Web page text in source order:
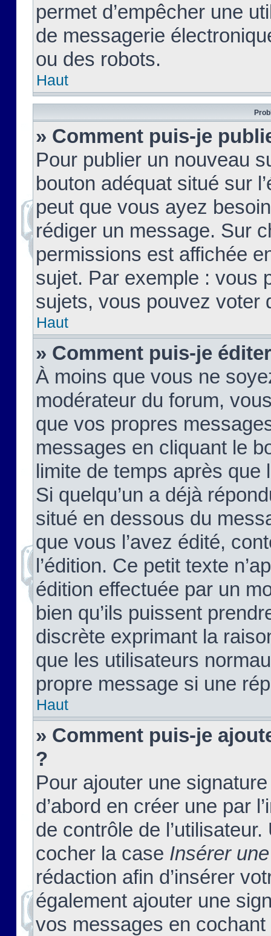
permet d’empêcher une
de messagerie
ou des robots.
Haut
» Comment puis-je
Pour publier un nouveau
bouton adéquat situé sur
peut que vous ayez
rédiger un message. Sur
permissions est affichée
sujet. Par exemple : vous
sujets, vous pouvez voter
Haut
» Comment puis-je
À moins que vous ne
modérateur du forum,
que vos propres
messages en cliquant le
limite de temps après que
Si quelqu’un a déjà
situé en dessous du
que vous l’avez édité,
l’édition. Ce petit texte
édition effectuée par un
bien qu’ils puissent
discrète exprimant la
que les utilisateurs
propre message si une
Haut
» Comment puis-je
?
Pour ajouter une
d’abord en créer une par
de contrôle de
cocher la case Insérer
rédaction afin d’insérer
également ajouter une
vos messages en